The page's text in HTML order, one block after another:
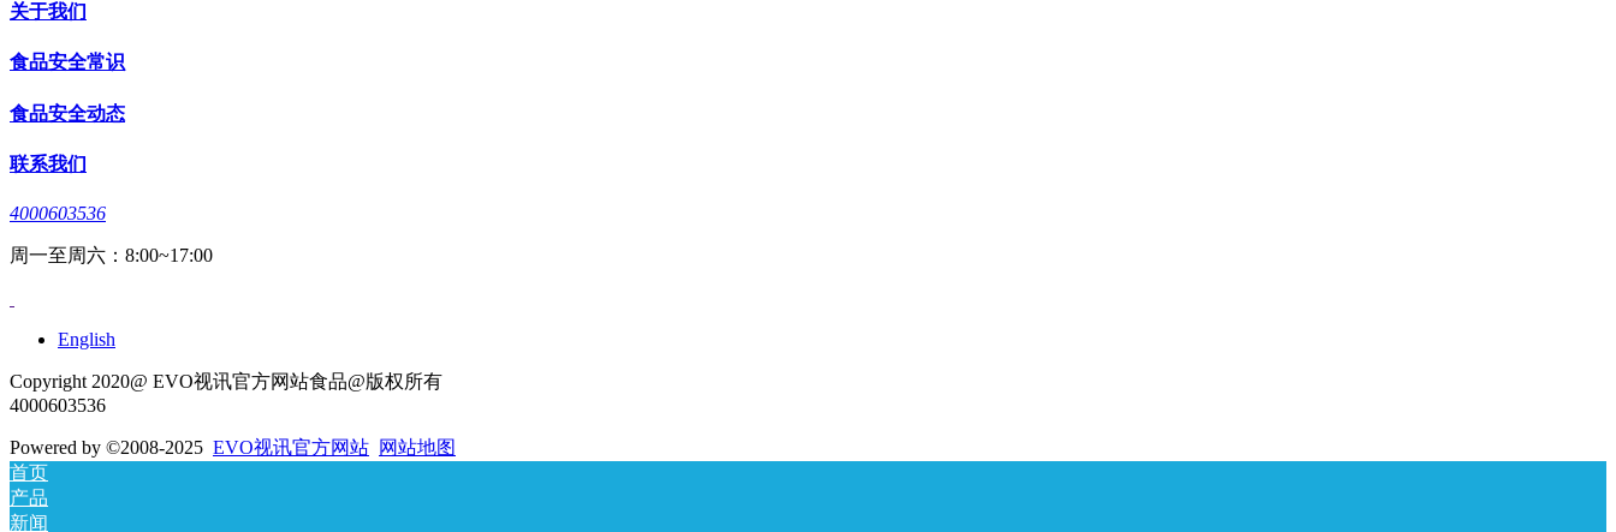
关于我们
食品安全常识
食品安全动态
联系我们
4000603536
周一至周六：8:00~17:00
English
Copyright 2020@ EVO视讯官方网站食品@版权所有
4000603536
Powered by ©2008-2025 EVO视讯官方网站 网站地图
首页
产品
新闻